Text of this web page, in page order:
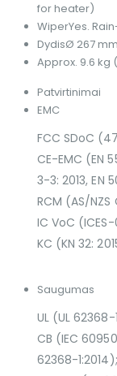
for heater)
WiperYes.
DydisØ 267
Approx. 9.6 kg
Patvirtinimai
EMC
FCC SDoC
CE-EMC (EN
3-3: 2013, EN
RCM (AS/NZS
IC VoC
KC (KN 32:
Saugumas
UL (UL 62368-
CB (IEC
62368-1:2014);